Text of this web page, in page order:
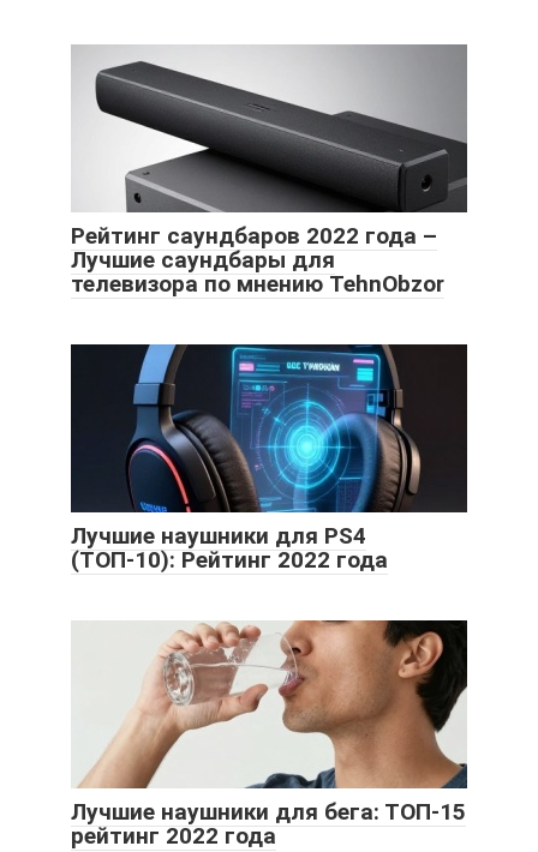
Рейтинг саундбаров 2022 года –
Лучшие саундбары для
телевизора по мнению TehnObzor
Лучшие наушники для PS4
(ТОП-10): Рейтинг 2022 года
Лучшие наушники для бега: ТОП-15
рейтинг 2022 года